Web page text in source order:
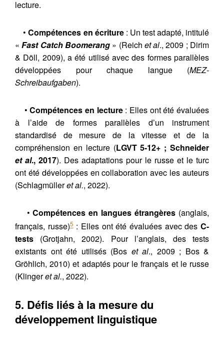
lecture.
•Compétences en écriture: Un test adapté, intitulé
«Fast Catch Boomerang» (Reich et al., 2009 ; Dirim
& Döll, 2009), a été utilisé avec des formes parallèles
développées pour chaque langue (MEZ-
Schreibaufgaben).
•Compétences en lecture: Elles ont été évaluées
à l’aide de formes parallèles d’un instrument
standardisé de mesure de la vitesse et de la
compréhension en lecture (LGVT 5-12+ ; Schneider
et al., 2017). Des adaptations pour le russe et le turc
ont été développées en collaboration avec les auteurs
(Schlagmülleret al., 2022).
•Compétences en langues étrangères (anglais,
français, russe)5: Elles ont été évaluées avec desC-
tests (Grotjahn, 2002). Pour l’anglais, des tests
existants ont été utilisés (Bos et al., 2009 ; Bos &
Gröhlich, 2010) et adaptés pour le français et le russe
(Klingeret al., 2022).
5. Défis liés à la mesure du
développement linguistique